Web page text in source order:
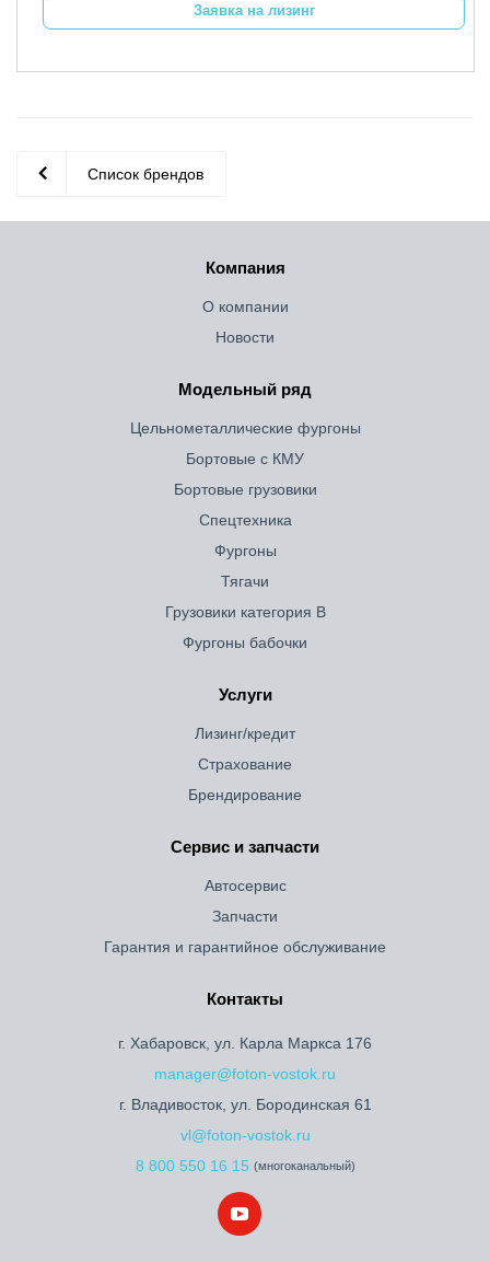
Заявка на лизинг
Список брендов
Компания
О компании
Новости
Модельный ряд
Цельнометаллические фургоны
Бортовые с КМУ
Бортовые грузовики
Спецтехника
Фургоны
Тягачи
Грузовики категория B
Фургоны бабочки
Услуги
Лизинг/кредит
Страхование
Брендирование
Сервис и запчасти
Автосервис
Запчасти
Гарантия и гарантийное обслуживание
Контакты
г. Хабаровск, ул. Карла Маркса 176
manager@foton-vostok.ru
г. Владивосток, ул. Бородинская 61
vl@foton-vostok.ru
8 800 550 16 15 (многоканальный)